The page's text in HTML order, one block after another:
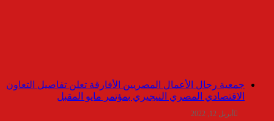
جمعية رجال الأعمال المصريين الأفارقة تعلن تفاصيل التعاون
الاقتصادي المصري النيجيري بمؤتمر مايو المقبل
أبريل 12, 2022